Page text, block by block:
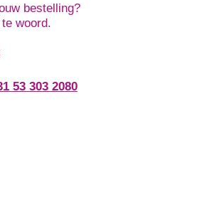
bestelling?
woord.
53 303 2080